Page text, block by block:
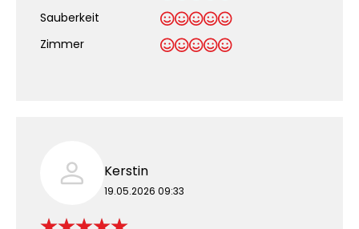
Sauberkeit
Zimmer
Kerstin
19.05.2026 09:33